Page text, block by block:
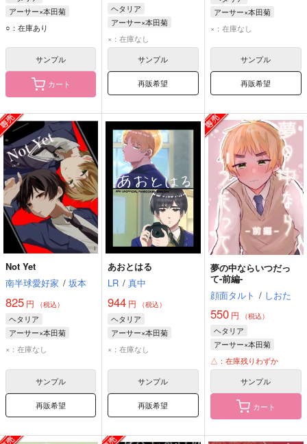
アーサー×本田菊
アーサー・カークランド
○：在庫あり
サンプル
カート
ヘタリア
アーサー×本田菊
アーサー・カークランド
本田菊
×：在庫なし
サンプル
再販希望
アーサー×本田菊
アーサー・カークランド
×：在庫なし
サンプル
再販希望
Not Yet
南半球愛好家 / 坂本
825 円 （税込）
ヘタリア
アーサー×本田菊
アーサー・カークランド
×：在庫なし
サンプル
再販希望
あおとはる
LR / 真中
944 円 （税込）
ヘタリア
アーサー×本田菊
アーサー・カークランド
×：在庫なし
サンプル
再販希望
夢の中ならいつだっ
て-前編-
顔面タルト / しおた
550円 （税込）
ヘタリア
アーサー×本田菊
アーサー・カークランド
本田菊
△：在庫残りわずか
サンプル
カート